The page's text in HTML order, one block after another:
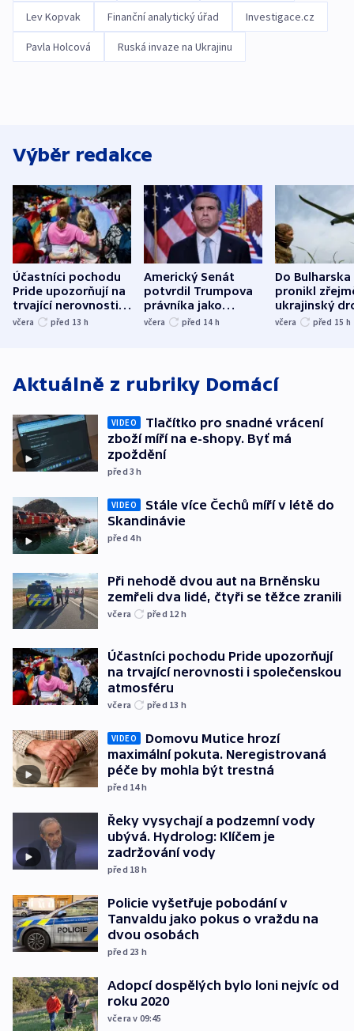
Lev Kopvak Finanční analytický úřad Investigace.cz
Pavla Holcová Ruská invaze na Ukrajinu
Výběr redakce
Účastníci pochodu
Pride upozorňují na
trvající nerovnosti i
společenskou
včera před 13 h
Americký Senát
potvrdil Trumpova
právníka jako
ministra
včera před 14 h
Do Bulharska
pronikl
ukrajinský
explodoval
včera před 15 h
Aktuálně z rubriky Domácí
VIDEO
Tlačítko pro snadné vrácení
zboží míří na e-shopy. Byť má
zpoždění
před 3h
VIDEO
Stále více Čechů míří v létě do
Skandinávie
před 4h
Při nehodě dvou aut na Brněnsku
zemřeli dva lidé, čtyři se těžce zranili
včera před 12 h
Účastníci pochodu Pride upozorňují
na trvající nerovnosti i společenskou
atmosféru
včera před 13 h
VIDEO
Domovu Mutice hrozí
maximální pokuta. Neregistrovaná
péče by mohla být trestná
před 14h
Řeky vysychají a podzemní vody
ubývá. Hydrolog: Klíčem je
zadržování vody
před 18 h
Policie vyšetřuje pobodání v
Tanvaldu jako pokus o vraždu na
dvou osobách
před 23 h
Adopcí dospělých bylo loni nejvíc od
roku 2020
včera v 09:45